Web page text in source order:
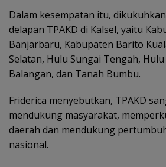
Dalam kesempatan itu,
delapan TPAKD di Kalsel, yaitu
Banjarbaru, Kabupaten Barito
Selatan, Hulu Sungai Tengah,
Balangan, dan Tanah Bumbu.
Friderica menyebutkan, TPAKD
mendukung masyarakat,
daerah dan mendukung
nasional.